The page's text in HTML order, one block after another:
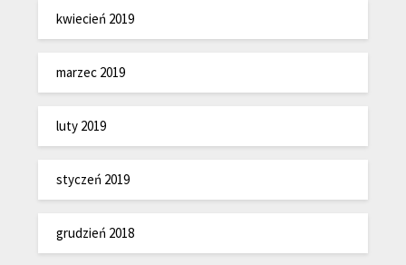
kwiecień 2019
marzec 2019
luty 2019
styczeń 2019
grudzień 2018